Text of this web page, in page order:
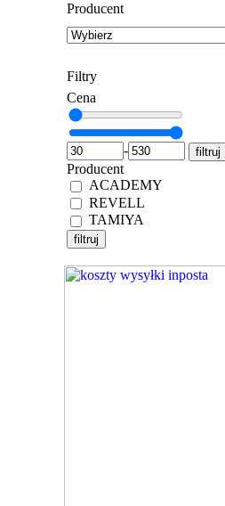
Producent
Filtry
Cena
-
Producent
ACADEMY
REVELL
TAMIYA